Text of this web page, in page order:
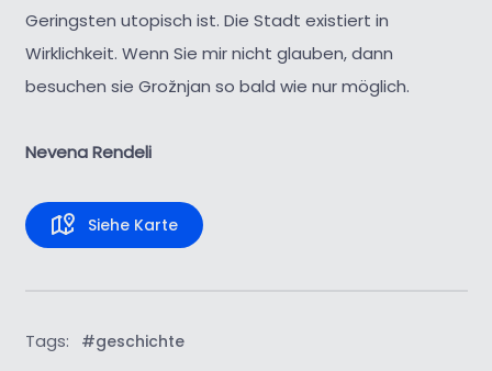
Geringsten utopisch ist. Die Stadt existiert in
Wirklichkeit. Wenn Sie mir nicht glauben, dann
besuchen sie Grožnjan so bald wie nur möglich.
Nevena Rendeli
Siehe Karte
Tags: #geschichte